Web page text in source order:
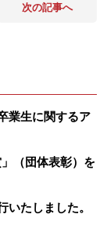
次の記事へ
業生に関するア
（団体表彰）を
たしました。